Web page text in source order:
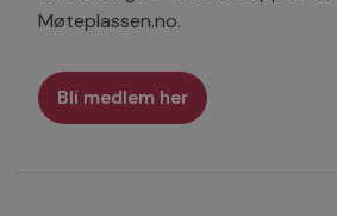
Møteplassen.no.
Bli medlem her